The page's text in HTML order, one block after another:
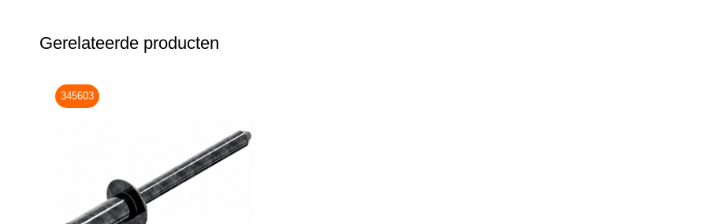
Gerelateerde producten
345603